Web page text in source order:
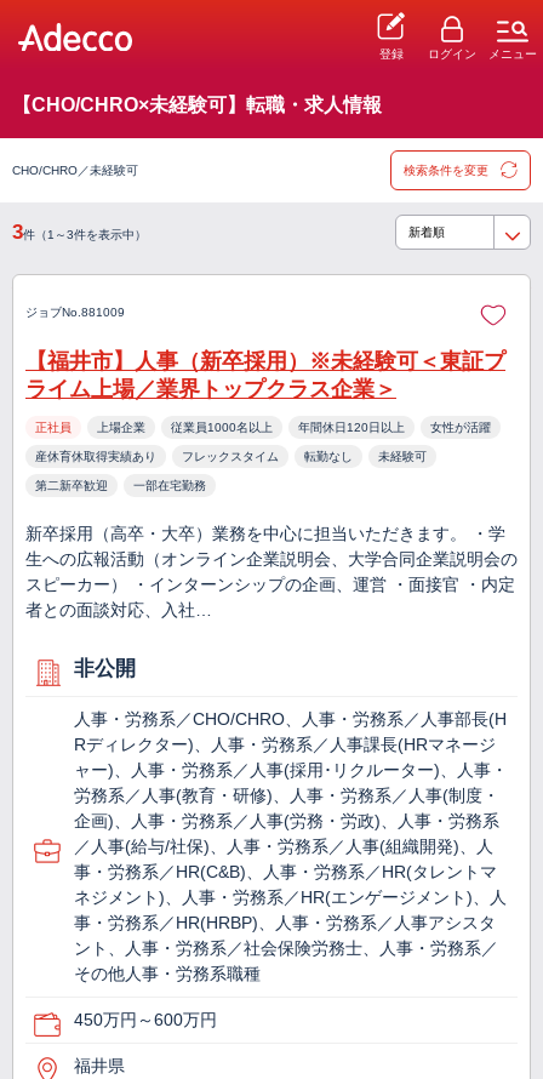
登録 ログイン メニュー
【CHO/CHRO×未経験可】転職・求人情報
CHO/CHRO／未経験可 検索条件を変更
3件（1～3件を表示中）
ジョブNo.881009
【福井市】人事（新卒採用）※未経験可＜東証プ
ライム上場／業界トップクラス企業＞
正社員 上場企業 従業員1000名以上 年間休日120日以上 女性が活躍
産休育休取得実績あり フレックスタイム 転勤なし 未経験可
第二新卒歓迎 一部在宅勤務
新卒採用（高卒・大卒）業務を中心に担当いただきます。 ・学
生への広報活動（オンライン企業説明会、大学合同企業説明会の
スピーカー） ・インターンシップの企画、運営 ・面接官 ・内定
者との面談対応、入社…
非公開
人事・労務系／CHO/CHRO、人事・労務系／人事部長(H
Rディレクター)、人事・労務系／人事課長(HRマネージ
ャー)、人事・労務系／人事(採用･リクルーター)、人事・
労務系／人事(教育・研修)、人事・労務系／人事(制度・
企画)、人事・労務系／人事(労務・労政)、人事・労務系
／人事(給与/社保)、人事・労務系／人事(組織開発)、人
事・労務系／HR(C&B)、人事・労務系／HR(タレントマ
ネジメント)、人事・労務系／HR(エンゲージメント)、人
事・労務系／HR(HRBP)、人事・労務系／人事アシスタ
ント、人事・労務系／社会保険労務士、人事・労務系／
その他人事・労務系職種
450万円～600万円
福井県